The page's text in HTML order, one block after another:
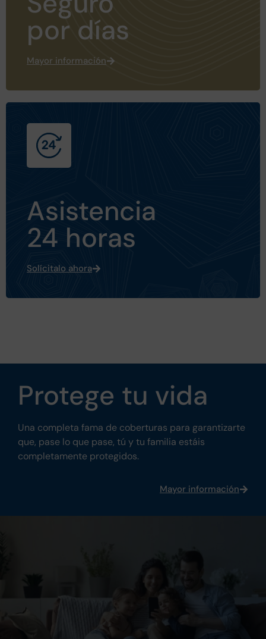
por días
Mayor información
Asistencia
24 horas
Solícitalo ahora
Protege tu vida
Una completa fama de coberturas para garantizarte
que, pase lo que pase, tú y tu familia estáis
completamente protegidos.
Mayor información